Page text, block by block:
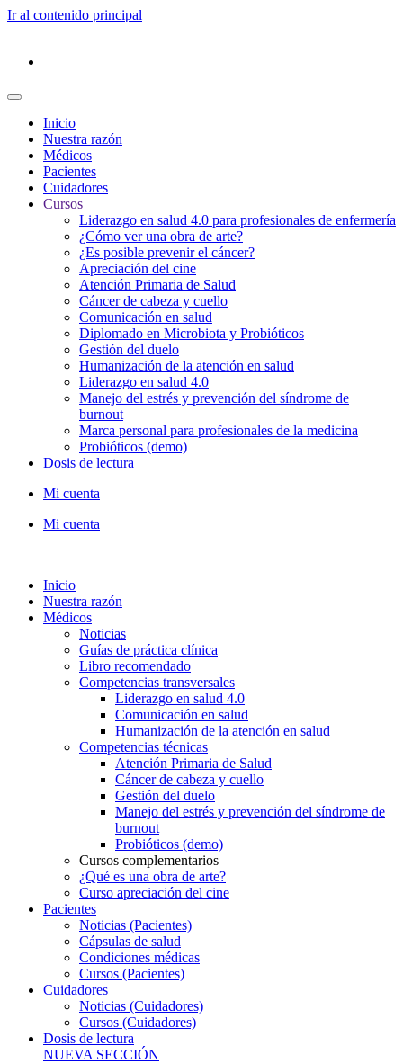
Ir al contenido principal
Inicio
Nuestra razón
Médicos
Pacientes
Cuidadores
Cursos
Liderazgo en salud 4.0 para profesionales de enfermería
¿Cómo ver una obra de arte?
¿Es posible prevenir el cáncer?
Apreciación del cine
Atención Primaria de Salud
Cáncer de cabeza y cuello
Comunicación en salud
Diplomado en Microbiota y Probióticos
Gestión del duelo
Humanización de la atención en salud
Liderazgo en salud 4.0
Manejo del estrés y prevención del síndrome de
burnout
Marca personal para profesionales de la medicina
Probióticos (demo)
Dosis de lectura
Mi cuenta
Mi cuenta
Inicio
Nuestra razón
Médicos
Noticias
Guías de práctica clínica
Libro recomendado
Competencias transversales
Liderazgo en salud 4.0
Comunicación en salud
Humanización de la atención en salud
Competencias técnicas
Atención Primaria de Salud
Cáncer de cabeza y cuello
Gestión del duelo
Manejo del estrés y prevención del síndrome de
burnout
Probióticos (demo)
Cursos complementarios
¿Qué es una obra de arte?
Curso apreciación del cine
Pacientes
Noticias (Pacientes)
Cápsulas de salud
Condiciones médicas
Cursos (Pacientes)
Cuidadores
Noticias (Cuidadores)
Cursos (Cuidadores)
Dosis de lectura
NUEVA SECCIÓN